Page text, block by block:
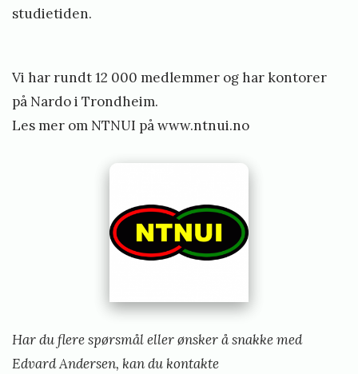
studietiden.
Vi har rundt 12 000 medlemmer og har kontorer
på Nardo i Trondheim.
Les mer om NTNUI påwww.ntnui.no
Har du flere spørsmål eller ønsker å snakke med
Edvard Andersen, kan du kontakte